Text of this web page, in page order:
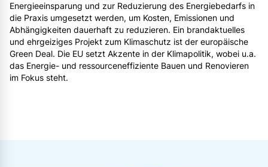
Energieeinsparung und zur Reduzierung des Energiebedarfs in
die Praxis umgesetzt werden, um Kosten, Emissionen und
Abhängigkeiten dauerhaft zu reduzieren. Ein brandaktuelles
und ehrgeiziges Projekt zum Klimaschutz ist der europäische
Green Deal. Die EU setzt Akzente in der Klimapolitik, wobei u.a.
das Energie- und ressourceneffiziente Bauen und Renovieren
im Fokus steht.